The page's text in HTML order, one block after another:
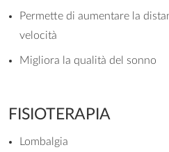
Permette di aumentare la
velocità
Migliora la qualità del sonno
FISIOTERAPIA
Lombalgia